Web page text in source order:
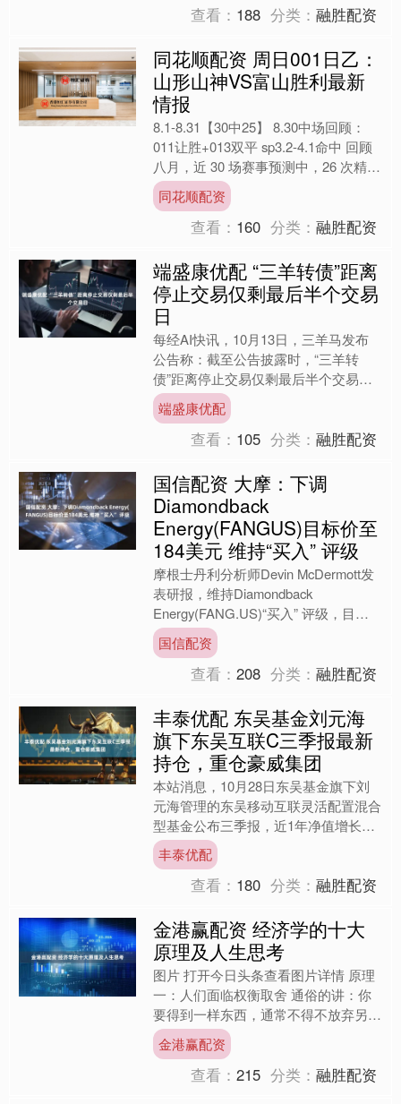
查看： 188 分类：融胜配资
同花顺配资 周日001日乙：
山形山神VS富山胜利最新
情报
8.1-8.31【30中25】 8.30中场回顾：
011让胜+013双平 sp3.2-4.1命中 回顾
八月，近 30 场赛事预测中，26 次精准
命中。相关真实记....
同花顺配资
查看： 160 分类：融胜配资
端盛康优配 “三羊转债”距离
停止交易仅剩最后半个交易
日
每经AI快讯，10月13日，三羊马发布
公告称：截至公告披露时，“三羊转
债”距离停止交易仅剩最后半个交易日
（10月13日下午交易时段），本日“三
羊转债”简称已变更....
端盛康优配
查看： 105 分类：融胜配资
国信配资 大摩：下调
Diamondback
Energy(FANGUS)目标价至
184美元 维持“买入” 评级
摩根士丹利分析师Devin McDermott发
表研报，维持Diamondback
Energy(FANG.US)“买入” 评级，目标
价从186美元下调至184....
国信配资
查看：208 分类：融胜配资
丰泰优配 东吴基金刘元海
旗下东吴互联C三季报最新
持仓，重仓豪威集团
本站消息，10月28日东吴基金旗下刘
元海管理的东吴移动互联灵活配置混合
型基金公布三季报，近1年净值增长率
80.93%。与上一季度相比，该基金前
十大重仓股新增兆易....
丰泰优配
查看： 180 分类：融胜配资
金港赢配资 经济学的十大
原理及人生思考
图片 打开今日头条查看图片详情 原理
一：人们面临权衡取舍 通俗的讲：你
要得到一样东西，通常不得不放弃另一
样东西。 举例：晚上你有两小时空
闲，你可以： 1.陪家人....
金港赢配资
查看：215 分类：融胜配资